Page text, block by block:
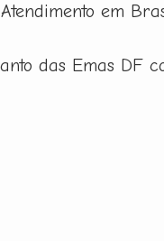
em
das Emas DF